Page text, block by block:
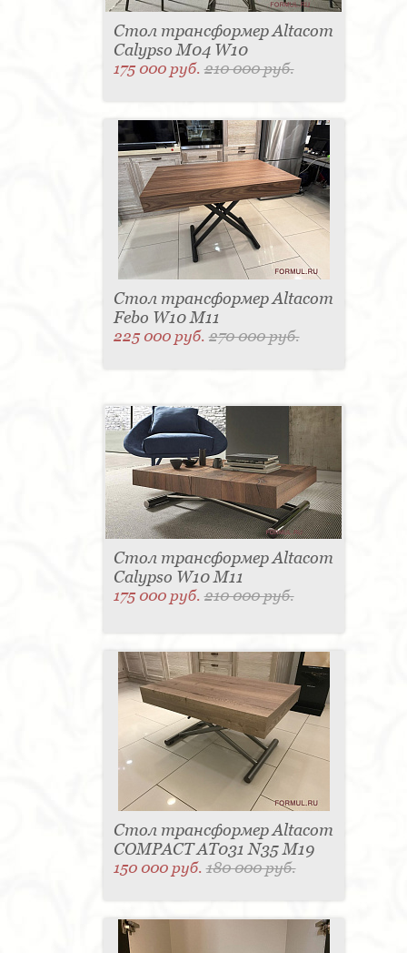
Стол трансформер Altacom
Calypso M04 W10
175 000 руб.210 000 руб.
Стол трансформер Altacom
Febo W10 M11
225 000 руб.270 000 руб.
Стол трансформер Altacom
Calypso W10 M11
175 000 руб.210 000 руб.
Стол трансформер Altacom
COMPACT AT031 N35 M19
150 000 руб.180 000 руб.